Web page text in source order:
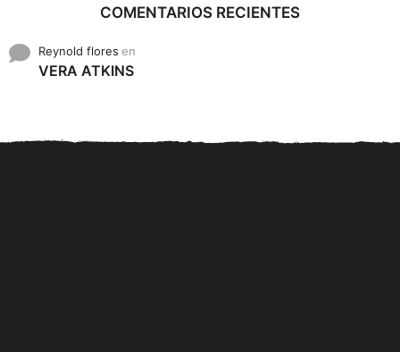
COMENTARIOS RECIENTES
Reynold flores en
VERA ATKINS